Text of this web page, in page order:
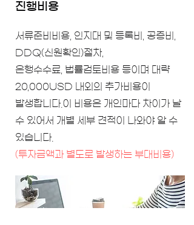
진행비용
서류준비비용, 인지대 및 등록비, 공증비,
DDQ(신원확인)절차,
은행수수료, 법률검토비용 등이며 대략
20,000USD 내외의 추가비용이
발생합니다.이 비용은 개인마다 차이가 날
수 있어서 개별 세부 견적이 나와야 알 수
있습니다.
​(투자금액과 별도로 발생하는 부대비용)